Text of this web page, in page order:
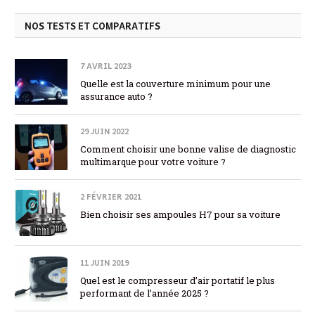
NOS TESTS ET COMPARATIFS
7 AVRIL 2023
Quelle est la couverture minimum pour une
assurance auto ?
29 JUIN 2022
Comment choisir une bonne valise de diagnostic
multimarque pour votre voiture ?
2 FÉVRIER 2021
Bien choisir ses ampoules H7 pour sa voiture
11 JUIN 2019
Quel est le compresseur d’air portatif le plus
performant de l’année 2025 ?